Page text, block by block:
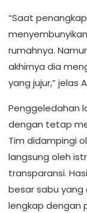
“Saat
rumahnya.
akhirnya dia
yang jujur,” jelas
Penggeledahan
dengan tetap
Tim didampingi
langsung oleh
transparansi.
besar sabu yang
lengkap dengan